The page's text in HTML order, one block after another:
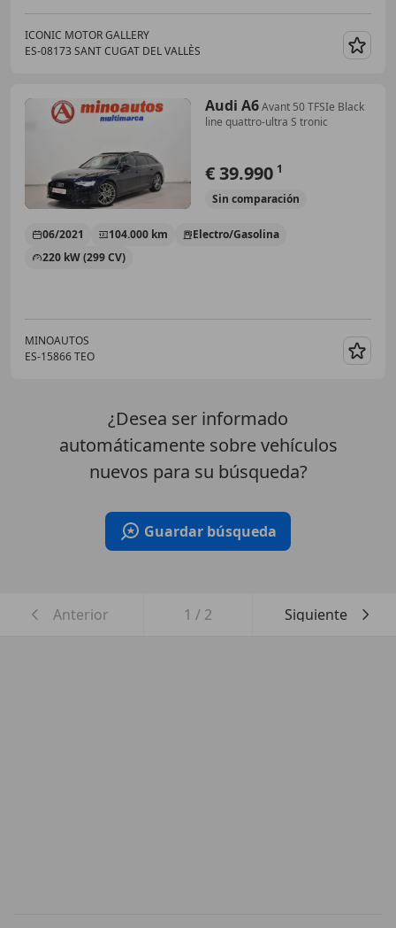
ICONIC MOTOR GALLERY
ES-08173 SANT CUGAT DEL VALLÈS
Audi A6Avant 50 TFSIe Black
line quattro-ultra S tronic
€ 39.990 1
Sin comparación
06/2021 104.000 km
Electro/Gasolina
220 kW (299 CV)
MINOAUTOS
ES-15866 TEO
¿Desea ser informado
automáticamente sobre vehículos
nuevos para su búsqueda?
Guardar búsqueda
Anterior 1 / 2 Siguiente